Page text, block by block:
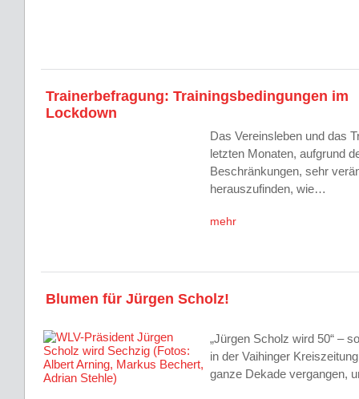
Trainerbefragung: Trainingsbedingungen im
Lockdown
Das Vereinsleben und das
letzten Monaten, aufgrund
Beschränkungen, sehr
herauszufinden, wie…
mehr
Blumen für Jürgen Scholz!
„Jürgen Scholz wird 50“ –
in der Vaihinger
ganze Dekade vergangen,